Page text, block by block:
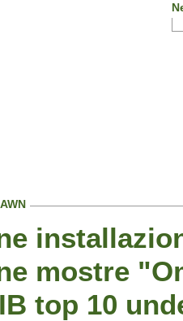
mostre
top 10